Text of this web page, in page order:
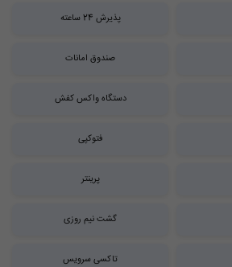
پذیرش 24 ساعته
صندوق امانات
دستگاه واکس کفش
فتوکپی
پرینتر
گشت نیم روزی
تاکسی سرویس